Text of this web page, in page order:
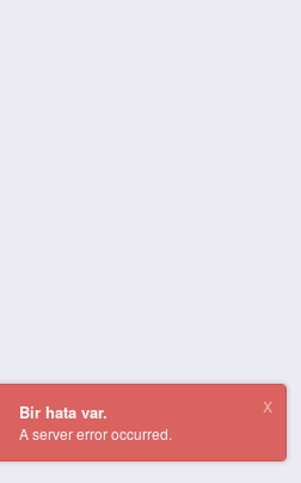
Bir hata var.
A server error occurred.